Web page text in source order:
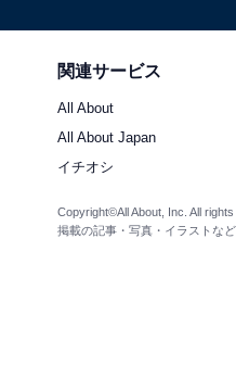
関連サービス
All About
All About Japan
イチオシ
Copyright©All About, Inc. All rights
掲載の記事・写真・イラストな